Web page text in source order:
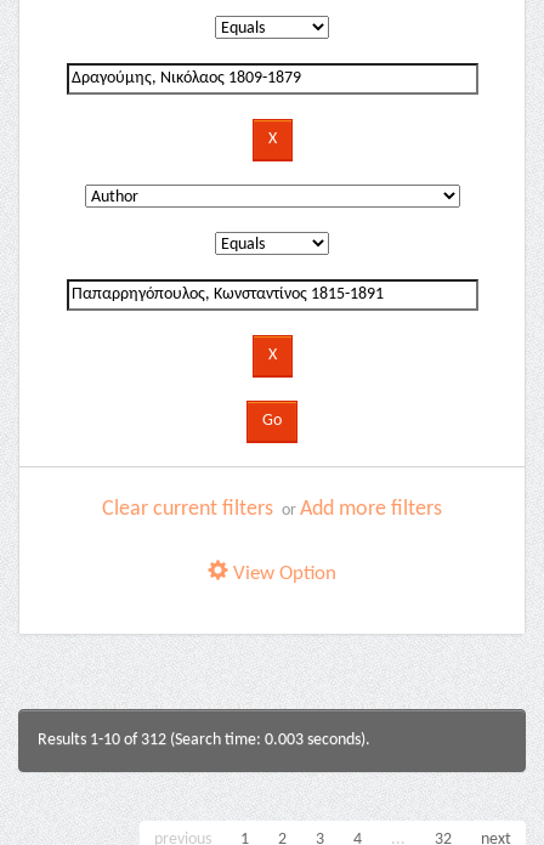
Clear current filters or Add more filters
View Option
Results 1-10 of 312 (Search time: 0.003 seconds).
previous 1 2 3 4 ... 32 next